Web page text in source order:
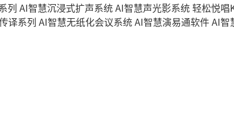
列 AI智慧沉浸式扩声系统AI智慧声光影系统轻松悦唱
译系列 AI智慧无纸化会议系统AI智慧演易通软件AI智